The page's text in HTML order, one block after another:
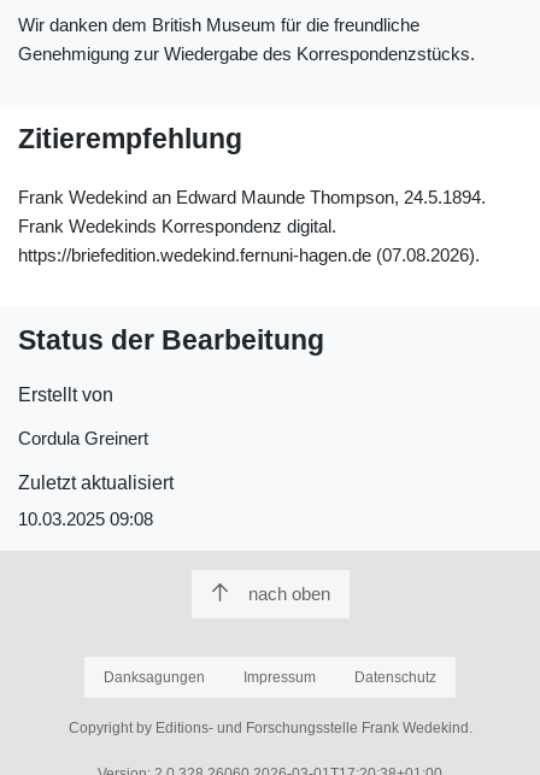
Wir danken dem British Museum für die freundliche
Genehmigung zur Wiedergabe des Korrespondenzstücks.
Zitierempfehlung
Frank Wedekind an Edward Maunde Thompson, 24.5.1894.
Frank Wedekinds Korrespondenz digital.
https://briefedition.wedekind.fernuni-hagen.de (07.08.2026).
Status der Bearbeitung
Erstellt von
Cordula Greinert
Zuletzt aktualisiert
10.03.2025 09:08
nach oben
Danksagungen Impressum Datenschutz
Copyright by Editions- und Forschungsstelle Frank Wedekind.